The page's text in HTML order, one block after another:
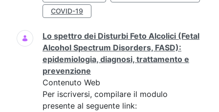
COVID-19
Lo spettro dei Disturbi Feto Alcolici (Fetal
Alcohol Spectrum Disorders, FASD):
epidemiologia, diagnosi, trattamento e
prevenzione
Contenuto Web
Per iscriversi, compilare il modulo
presente al seguente link: